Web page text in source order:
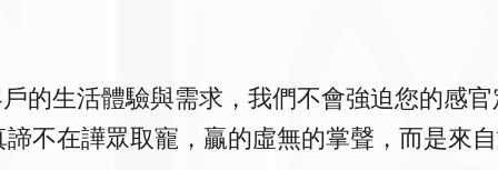
的生活體驗與需求，我們不會強迫您的感
不在譁眾取寵，贏的虛無的掌聲，而是來